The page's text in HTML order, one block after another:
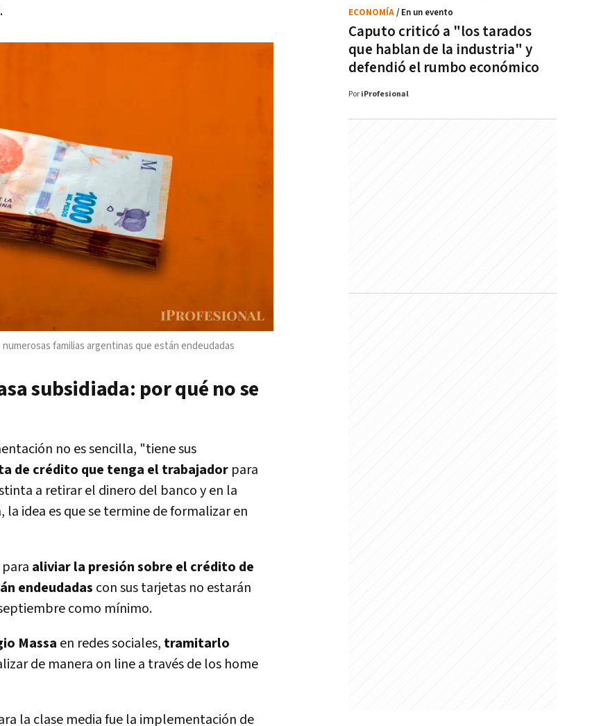
familias argentinas que están endeudadas
subsidiada: por qué no se
no es sencilla, "tiene sus
de crédito que tenga el trabajador para
a retirar el dinero del banco y en la
idea es que se termine de formalizar en
aliviar la presión sobre el crédito de
endeudadas con sus tarjetas no estarán
como mínimo.
Massa en redes sociales, tramitarlo
de manera on line a través de los home
la clase media fue la implementación de
Caputo criticó a "los tarados
que hablan de la industria" y
defendió el rumbo económico
ECONOMÍA/ En un evento
Por iProfesional